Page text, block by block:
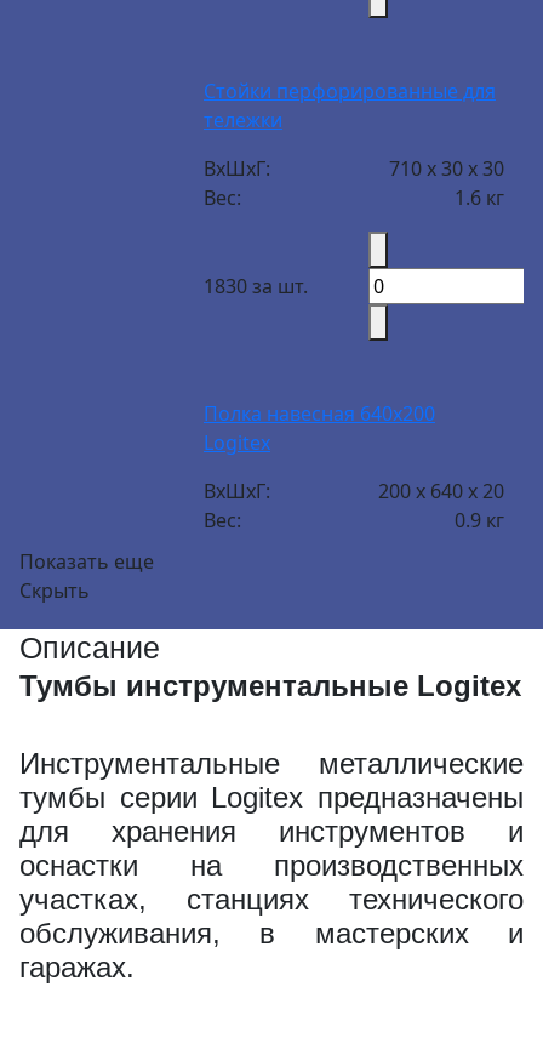
Стойки перфорированные для
тележки
ВxШxГ:
710 x 30 x 30
Вес:
1.6 кг
1830 за шт.
Полка навесная 640х200
Logitex
ВxШxГ:
200 x 640 x 20
Вес:
0.9 кг
катушек
ВxШxГ:
59 х 93х 40
Вес:
0.1 кг
500 за шт.
Показать еще
Скрыть
Описание
Тумбы инструментальные Logitex
Инструментальные металлические
тумбы серии Logitex предназначены
для хранения инструментов и
оснастки на производственных
участках, станциях технического
обслуживания, в мастерских и
гаражах.